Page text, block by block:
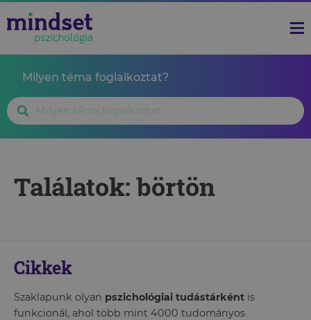
Milyen téma foglalkoztat?
Találatok: börtön
Cikkek
Szaklapunk olyan pszichológiai tudástárként is
funkcionál, ahol több mint 4000 tudományos